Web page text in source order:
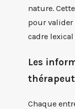
nature.
pour
cadre
Les
Chaque